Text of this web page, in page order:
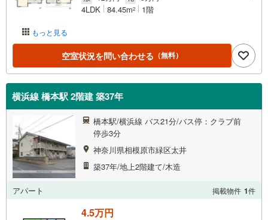
もっと見る
4LDK 84.45m2 1階
空室状況を問い合わせる （無料）
横浜線 橋本駅 2階建 築37年
橋本駅/横浜線 バス21分/バス停：クラブ前
停歩3分
神奈川県相模原市緑区太井
築37年/地上2階建て/木造
アパート 掲載物件 1件
4.5万円